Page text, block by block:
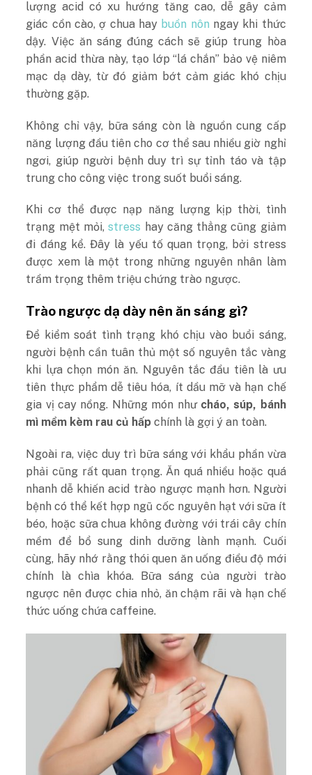
lượng acid có xu hướng tăng cao, dễ gây cảm
giác cồn cào, ợ chua hay buồn nôn ngay khi thức
dậy. Việc ăn sáng đúng cách sẽ giúp trung hòa
phần acid thừa này, tạo lớp “lá chắn” bảo vệ niêm
mạc dạ dày, từ đó giảm bớt cảm giác khó chịu
thường gặp.
Không chỉ vậy, bữa sáng còn là nguồn cung cấp
năng lượng đầu tiên cho cơ thể sau nhiều giờ nghỉ
ngơi, giúp người bệnh duy trì sự tỉnh táo và tập
trung cho công việc trong suốt buổi sáng.
Khi cơ thể được nạp năng lượng kịp thời, tình
trạng mệt mỏi,stress hay căng thẳng cũng giảm
đi đáng kể. Đây là yếu tố quan trọng, bởi stress
được xem là một trong những nguyên nhân làm
trầm trọng thêm triệu chứng trào ngược.
Trào ngược dạ dày nên ăn sáng gì?
Để kiểm soát tình trạng khó chịu vào buổi sáng,
người bệnh cần tuân thủ một số nguyên tắc vàng
khi lựa chọn món ăn. Nguyên tắc đầu tiên là ưu
tiên thực phẩm dễ tiêu hóa, ít dầu mỡ và hạn chế
gia vị cay nồng. Những món như cháo, súp, bánh
mì mềm kèm rau củ hấp chính là gợi ý an toàn.
Ngoài ra, việc duy trì bữa sáng với khẩu phần vừa
phải cũng rất quan trọng. Ăn quá nhiều hoặc quá
nhanh dễ khiến acid trào ngược mạnh hơn. Người
bệnh có thể kết hợp ngũ cốc nguyên hạt với sữa ít
béo, hoặc sữa chua không đường với trái cây chín
mềm để bổ sung dinh dưỡng lành mạnh. Cuối
cùng, hãy nhớ rằng thói quen ăn uống điều độ mới
chính là chìa khóa. Bữa sáng của người trào
ngược nên được chia nhỏ, ăn chậm rãi và hạn chế
thức uống chứa caffeine.